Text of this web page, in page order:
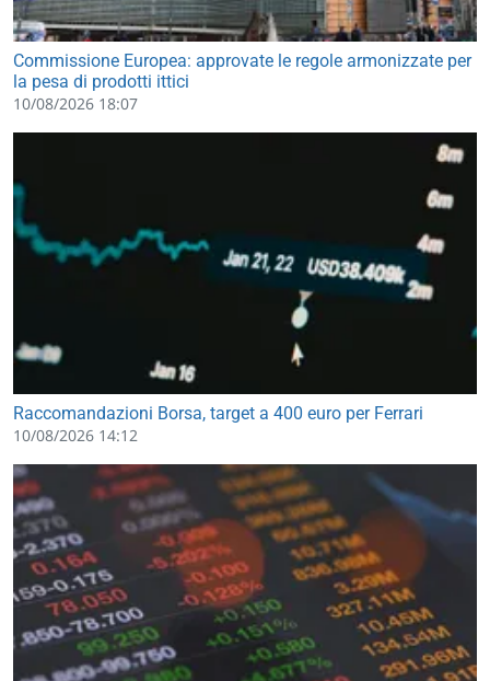
Commissione Europea: approvate le regole armonizzate per
la pesa di prodotti ittici
10/08/2026 18:07
Raccomandazioni Borsa, target a 400 euro per Ferrari
10/08/2026 14:12